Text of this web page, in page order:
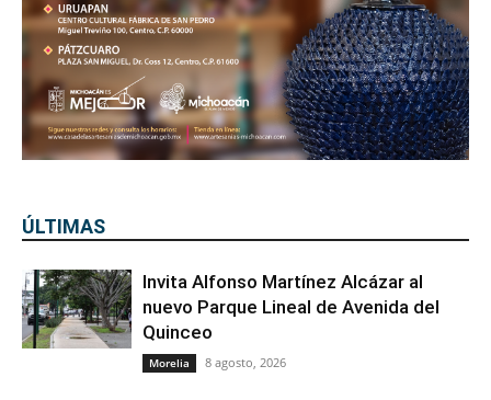
ÚLTIMAS
Invita Alfonso Martínez Alcázar al
nuevo Parque Lineal de Avenida del
Quinceo
Morelia 8 agosto, 2026